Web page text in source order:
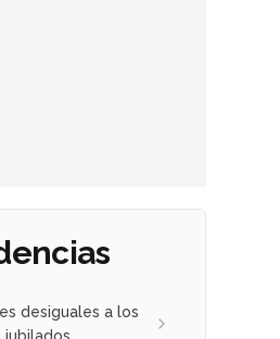
desiguales a los